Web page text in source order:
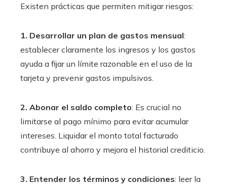
Existen prácticas que permiten mitigar riesgos:
1. Desarrollar un plan de gastos mensual:
establecer claramente los ingresos y los gastos
ayuda a fijar un límite razonable en el uso de la
tarjeta y prevenir gastos impulsivos.
2. Abonar el saldo completo: Es crucial no
limitarse al pago mínimo para evitar acumular
intereses. Liquidar el monto total facturado
contribuye al ahorro y mejora el historial crediticio.
3. Entender los términos y condiciones: leer la